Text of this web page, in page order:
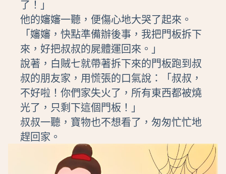
了！」
他的嬸嬸一聽，便傷心地大哭了起來。
「嬸嬸，快點準備辦後事，我把門板拆下
來，好把叔叔的屍體運回來。」
說著，白賊七就帶著拆下來的門板跑到叔
叔的朋友家，用慌張的口氣說：「叔叔，
不好啦！你們家失火了，所有東西都被燒
光了，只剩下這個門板！」
叔叔一聽，寶物也不想看了，匆匆忙忙地
趕回家。